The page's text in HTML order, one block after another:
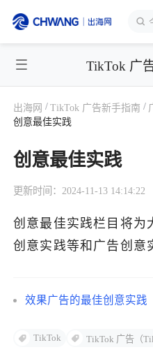
跨境展会
出海服务
出海资讯
出海导航
出海交流群
了解出海网
TikTok 广
出海网 / TikTok 广告新手指南 /
创意最佳实践
创意最佳实践
更新时间：2024-11-13 14:14:22
创意最佳实践栏目将为
创意实践等和广告创意
效果广告的最佳创意实践
TikTok TikTok 广告（